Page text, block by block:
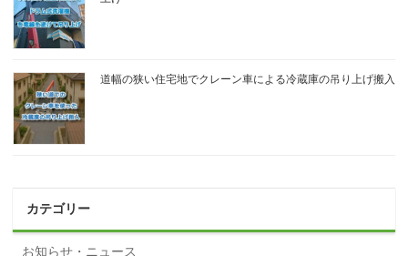
道幅の狭い住宅地でクレーン車による冷蔵庫の吊り上げ搬入
カテゴリー
お知らせ・ニュース